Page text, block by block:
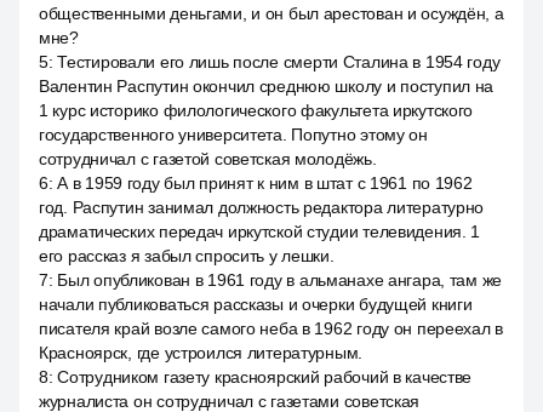
общественными деньгами, и он был арестован и осуждён, а
мне?
5:Тестировали его лишь после смерти Сталина в 1954 году
Валентин Распутин окончил среднюю школу и поступил на
1 курс историко филологического факультета иркутского
государственного университета. Попутно этому он
сотрудничал с газетой советская молодёжь.
6:А в 1959 году был принят к ним в штат с 1961 по 1962
год. Распутин занимал должность редактора литературно
драматических передач иркутской студии телевидения. 1
его рассказ я забыл спросить у лешки.
7: Был опубликован в 1961 году в альманахе ангара, там же
начали публиковаться рассказы и очерки будущей книги
писателя край возле самого неба в 1962 году он переехал в
Красноярск, где устроился литературным.
8:Сотрудником газету красноярский рабочий в качестве
журналиста он сотрудничал с газетами советская